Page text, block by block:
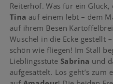
Reiterhof. Was für ein
Tina auf einem lebt – dem
auf ihrem Besen
Wuschel in die Ecke gestellt
schön wie fliegen! Im Stall
LieblingsstuteSabrina und
aufgesattelt. Los geht’s zum